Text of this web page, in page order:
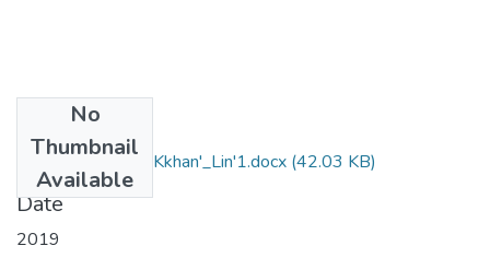
No
Thumbnail
Available
6.020303_Danh_Kkhan'_Lin'1.docx (42.03 KB)
Date
2019